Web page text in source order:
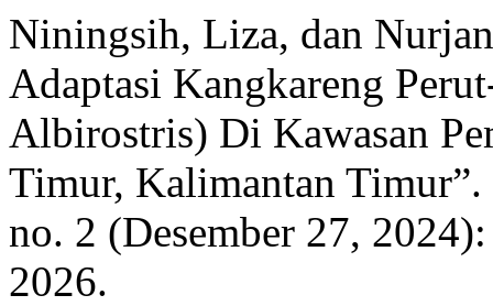
Niningsih, Liza, dan
Adaptasi Kangkareng
Albirostris) Di Kawasan
Timur, Kalimantan Timur”.
no. 2 (Desember 27,
2026.